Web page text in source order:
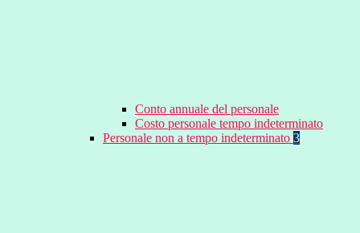
Conto annuale del personale
Costo personale tempo indeterminato
Personale non a tempo indeterminato 3